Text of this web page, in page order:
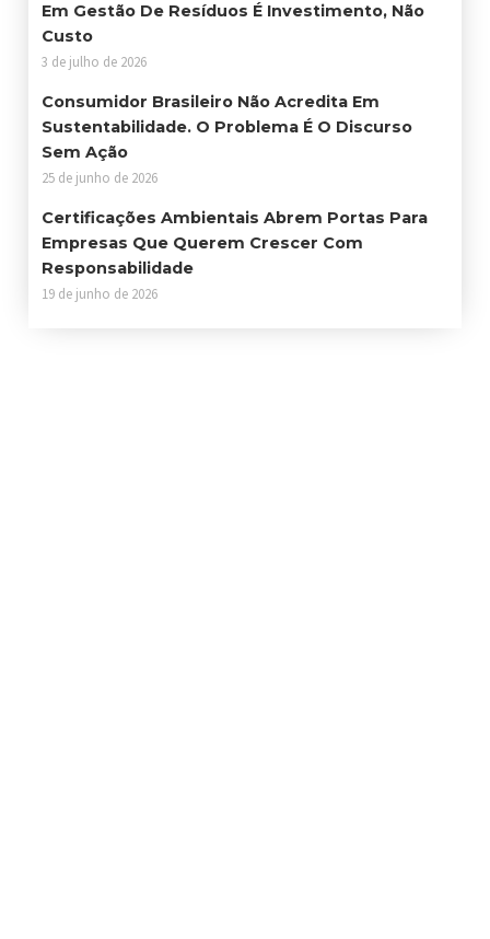
Em Gestão De Resíduos É Investimento, Não
Custo
3 de julho de 2026
Consumidor Brasileiro Não Acredita Em
Sustentabilidade. O Problema É O Discurso
Sem Ação
25 de junho de 2026
Certificações Ambientais Abrem Portas Para
Empresas Que Querem Crescer Com
Responsabilidade
19 de junho de 2026